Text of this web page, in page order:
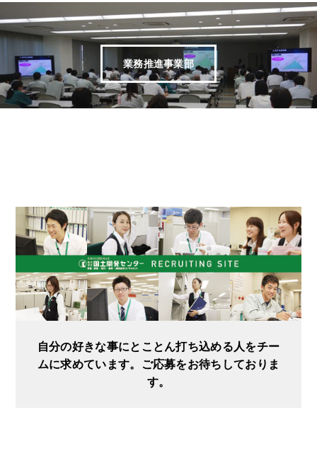
業務推進事業部
自分の好きな事にとことん打ち込める人をチー
ムに求めています。ご応募をお待ちしておりま
す。